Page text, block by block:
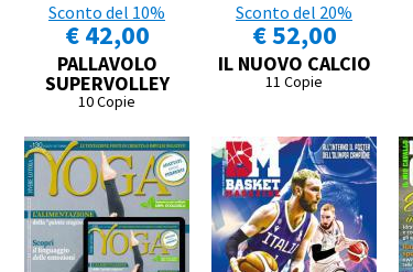
Sconto del 10%
€ 42,00
PALLAVOLO
SUPERVOLLEY
10 Copie
Sconto del 20%
€ 52,00
IL NUOVO CALCIO
11 Copie